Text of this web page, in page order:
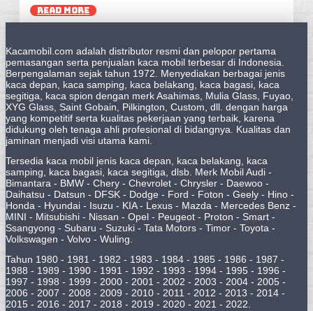
READ MORE
Kacamobil.com adalah distributor resmi dan pelopor pertama
pemasangan serta penjualan kaca mobil terbesar di Indonesia.
Berpengalaman sejak tahun 1972. Menyediakan berbagai jenis
kaca depan, kaca samping, kaca belakang, kaca bagasi, kaca
segitiga, kaca spion dengan merk Asahimas, Mulia Glass, Fuyao,
XYG Glass, Saint Gobain, Pilkington, Custom, dll. dengan harga
yang kompetitif serta kualitas pekerjaan yang terbaik, karena
didukung oleh tenaga ahli profesional di bidangnya. Kualitas dan
jaminan menjadi visi utama kami.
Tersedia kaca mobil jenis kaca depan, kaca belakang, kaca
samping, kaca bagasi, kaca segitiga, dlsb. Merk Mobil Audi -
Bimantara - BMW - Chery - Chevrolet - Chrysler - Daewoo -
Daihatsu - Datsun - DFSK - Dodge - Ford - Foton - Geely - Hino -
Honda - Hyundai - Isuzu - KIA - Lexus - Mazda - Mercedes Benz -
MINI - Mitsubishi - Nissan - Opel - Peugeot - Proton - Smart -
Ssangyong - Subaru - Suzuki - Tata Motors - Timor - Toyota -
Volkswagen - Volvo - Wuling.
Tahun 1980 - 1981 - 1982 - 1983 - 1984 - 1985 - 1986 - 1987 -
1988 - 1989 - 1990 - 1991 - 1992 - 1993 - 1994 - 1995 - 1996 -
1997 - 1998 - 1999 - 2000 - 2001 - 2002 - 2003 - 2004 - 2005 -
2006 - 2007 - 2008 - 2009 - 2010 - 2011 - 2012 - 2013 - 2014 -
2015 - 2016 - 2017 - 2018 - 2019 - 2020 - 2021 - 2022.